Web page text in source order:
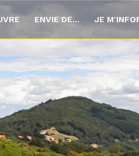
ENVIE DE... JE